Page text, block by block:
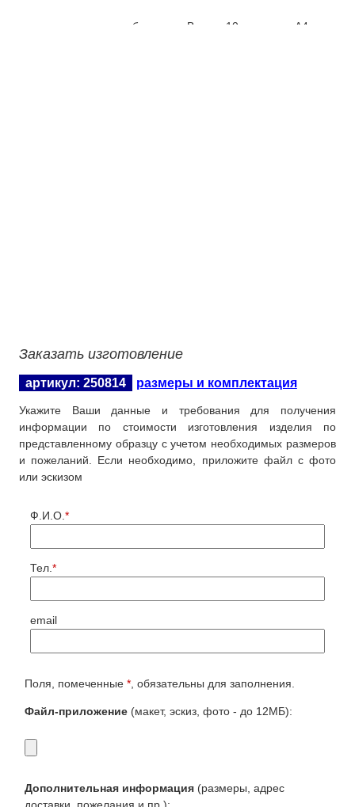
левая секция, изображение Волна, 10 карманов А4
Заказать изготовление
артикул: 250814 размеры и комплектация
Укажите Ваши данные и требования для получения
информации по стоимости изготовления изделия по
представленному образцу с учетом необходимых размеров
и пожеланий. Если необходимо, приложите файл с фото
или эскизом
Ф.И.О. *
Тел. *
email
Поля, помеченные * , обязательны для заполнения.
Файл-приложение (макет, эскиз, фото - до 12МБ):
Дополнительная информация (размеры, адрес